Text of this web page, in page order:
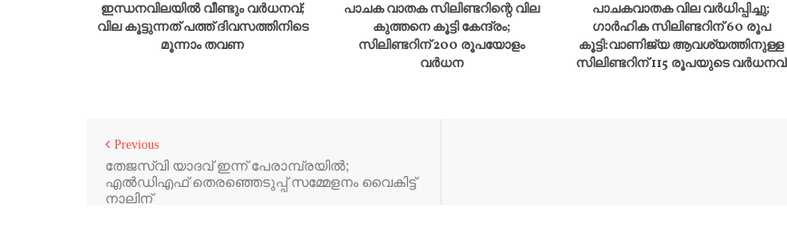
ഇന്ധനവിലയിൽ വീണ്ടും വർധനവ്;
വില കൂട്ടുന്നത് പത്ത് ദിവസത്തിനിടെ
മൂന്നാം തവണ
പാചക വാതക സിലിണ്ടറിന്റെ വില
കുത്തനെ കൂട്ടി കേന്ദ്രം;
സിലിണ്ടറിന് 200 രൂപയോളം
വര്‍ധന
പാചകവാതക വില വർധിപ്പിച്ചു;
ഗാർഹിക സിലിണ്ടറിന് 60 രൂപ
കൂട്ടി:വാണിജ്യ ആവശ്യത്തിനുള്ള
സിലിണ്ടറിന് 115 രൂപയുടെ വർധനവ്
Previous
തേജസ്വി യാദവ് ഇന്ന് പേരാമ്പ്രയിൽ;
എൽഡിഎഫ് തെരഞ്ഞെടുപ്പ് സമ്മേളനം വൈകിട്ട്
നാലിന്